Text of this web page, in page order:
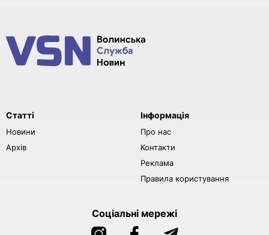
Статті
Новини
Архів
Інформація
Про нас
Контакти
Реклама
Правила користування
Соціальні мережі